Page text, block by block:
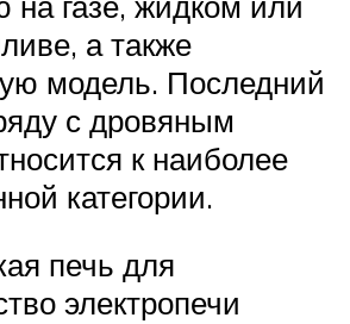
а также
модель. Последний
с дровяным
к наиболее
категории.
печь для
электропечи